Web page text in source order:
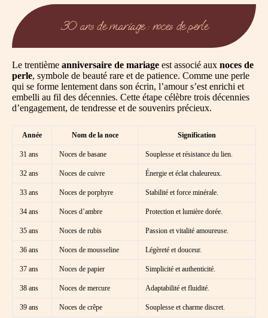
30 ans de mariage : noces de perle
Le trentième anniversaire de mariage est associé aux noces de
perle, symbole de beauté rare et de patience. Comme une perle
qui se forme lentement dans son écrin, l’amour s’est enrichi et
embelli au fil des décennies. Cette étape célèbre trois décennies
d’engagement, de tendresse et de souvenirs précieux.
Année Nom de la noce Signification
31 ans Noces de basane Souplesse et résistance du lien.
32 ans Noces de cuivre Énergie et éclat chaleureux.
33 ans Noces de porphyre Stabilité et force minérale.
34 ans Noces d’ambre Protection et lumière dorée.
35 ans Noces de rubis Passion et vitalité amoureuse.
36 ans Noces de mousseline Légèreté et douceur.
37 ans Noces de papier Simplicité et authenticité.
38 ans Noces de mercure Adaptabilité et fluidité.
39 ans Noces de crêpe Souplesse et charme discret.